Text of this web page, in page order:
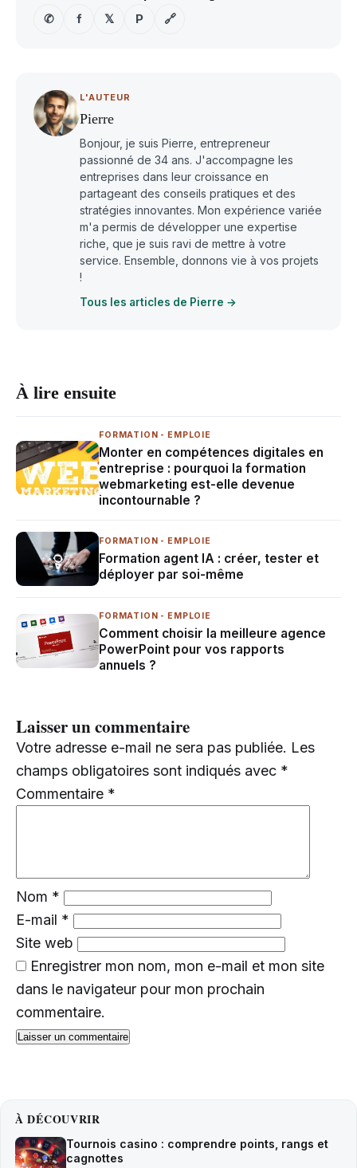
✆
f 𝕏 P 🔗
L'AUTEUR
Pierre
Bonjour, je suis Pierre, entrepreneur
passionné de 34 ans. J'accompagne les
entreprises dans leur croissance en
partageant des conseils pratiques et des
stratégies innovantes. Mon expérience variée
m'a permis de développer une expertise
riche, que je suis ravi de mettre à votre
service. Ensemble, donnons vie à vos projets
!
Tous les articles de Pierre →
À lire ensuite
FORMATION - EMPLOIE
Monter en compétences digitales en
entreprise : pourquoi la formation
webmarketing est-elle devenue
incontournable ?
FORMATION - EMPLOIE
Formation agent IA : créer, tester et
déployer par soi-même
FORMATION - EMPLOIE
Comment choisir la meilleure agence
PowerPoint pour vos rapports
annuels ?
Laisser un commentaire
Votre adresse e-mail ne sera pas publiée. Les
champs obligatoires sont indiqués avec *
Commentaire *
Nom *
E-mail *
Site web
Enregistrer mon nom, mon e-mail et mon site
dans le navigateur pour mon prochain
commentaire.
À DÉCOUVRIR
Tournois casino : comprendre points, rangs et
cagnottes